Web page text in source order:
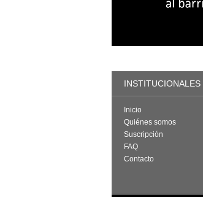
INSTITUCIONALES
Inicio
Quiénes somos
Suscripción
FAQ
Contacto